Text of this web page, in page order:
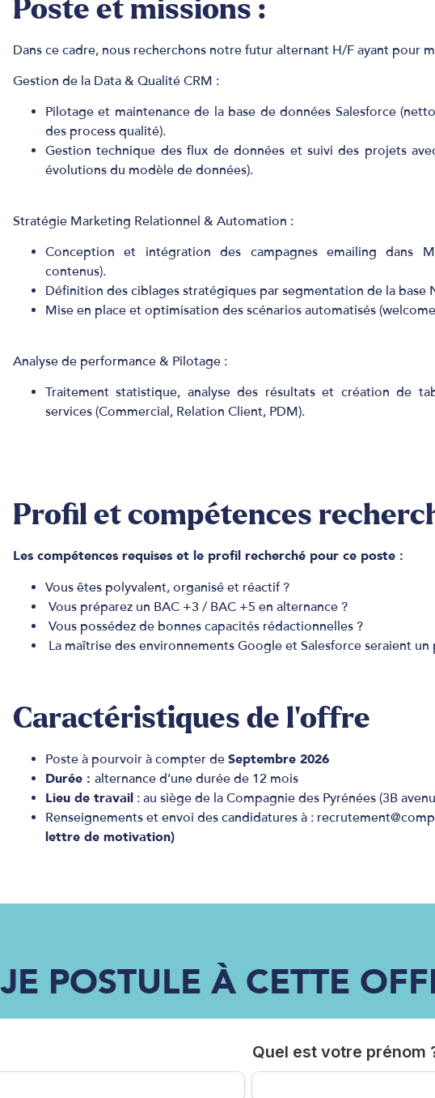
Poste et missions :
Dans ce cadre, nous recherchons notre futur alternant H/F ayant pour
Gestion de la Data & Qualité CRM :
Pilotage et maintenance de la base de données Salesforce
des process qualité).
Gestion technique des flux de données et suivi des projets
évolutions du modèle de données).
Stratégie Marketing Relationnel & Automation :
Conception et intégration des campagnes emailing dans
contenus).
Définition des ciblages stratégiques par segmentation de la base
Mise en place et optimisation des scénarios automatisés
Analyse de performance & Pilotage :
Traitement statistique, analyse des résultats et création de
services (Commercial, Relation Client, PDM).
Profil et compétences
Les compétences requises et le profil recherché pour ce poste :
Vous êtes polyvalent, organisé et réactif ?
Vous préparez un BAC +3 / BAC +5 en alternance ?
Vous possédez de bonnes capacités rédactionnelles ?
La maîtrise des environnements Google et Salesforce seraient un
Caractéristiques de l'offre
Poste à pourvoir à compter de Septembre 2026
Durée : alternance d’une durée de 12 mois
Lieu de travail: au siège de la Compagnie des Pyrénées (3B
Renseignements et envoi des candidatures à :
lettre de motivation)
JE POSTULE À CETTE